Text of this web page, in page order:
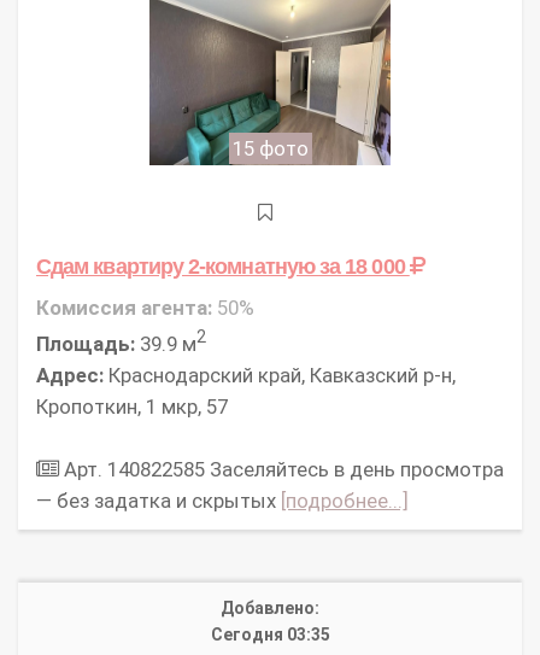
15 фото
Сдам квартиру 2-комнатнуюза 18 000
Комиссия агента: 50%
Площадь: 39.9 м2
Адрес: Краснодарский край, Кавказский р-н,
Кропоткин, 1 мкр, 57
Арт. 140822585 Заселяйтесь в день просмотра
— без задатка и скрытых [подробнее...]
Добавлено:
Сегодня 03:35